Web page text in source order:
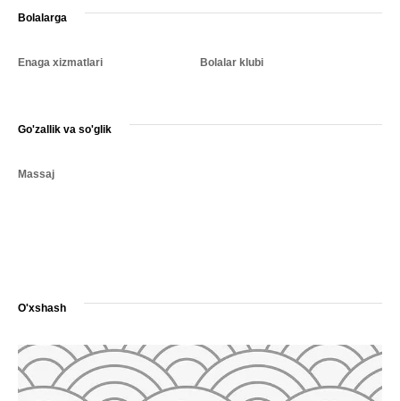
Bolalarga
Enaga xizmatlari Bolalar klubi
Go'zallik va so'glik
Massaj
O'xshash